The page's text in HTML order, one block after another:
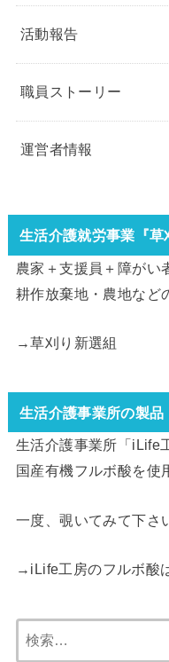
活動報告
職員ストーリー
運営者情報
生活介護就労事業『草
農家＋支援員＋障がい
耕作放棄地・農地など
→草刈り新選組
生活介護事業所の製品
生活介護事業所「iLife
国産有機フルボ酸を使
一度、覗いてみて下さ
→ iLife工房のフルボ酸